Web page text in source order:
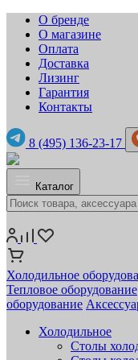
О бренде
О магазине
Оплата
Доставка
Лизинг
Гарантия
Контакты
8 (495) 136-23-17
Каталог
Холодильное
Тепловое оборудование
оборудование
Холодильное
Столы